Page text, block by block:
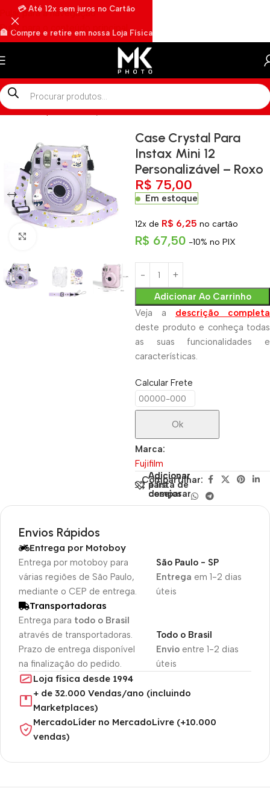
Pular para a navegação
Pular para o conteúdo principal
Início»Shop»Case Crystal Para Instax Mini 12 Personalizável –
Case Crystal Para
Instax Mini 12
Personalizável – Roxo
R$ 75,00
Em estoque
12x de R$ 6,25 no cartão
R$ 67,50 -10% no PIX
Adicionar Ao Carrinho
Veja a descrição completa
deste produto e conheça todas
as suas funcionalidades e
características.
Calcular Frete
Ok
Marca:
Fujifilm
Adicionar
para
comparar
Adicionar
à lista de
desejos
Compartilhar:
Envios Rápidos
Entrega por Motoboy
Entrega por motoboy para
várias regiões de São Paulo,
mediante o CEP de entrega.
Entrega em 1-2 dias
úteis
São Paulo - SP
Transportadoras
Entrega para todo o Brasil
através de transportadoras.
Prazo de entrega disponível
na finalização do pedido.
Envioentre 1-2 dias
úteis
Todo o Brasil
Loja física desde 1994
+ de 32.000 Vendas/ano (incluindo
Marketplaces)
MercadoLíder no MercadoLivre (+10.000
vendas)
💳 Até 12x sem juros no Cartão
🏦 Compre e retire em nossa Loja Física
🏍️ Envios rápidos por Motoboy